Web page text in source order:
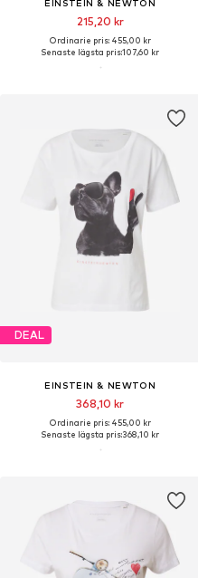
EINSTEIN & NEWTON
215,20 kr
Ordinarie pris: 455,00 kr
Senaste lägsta pris:107,60 kr
DEAL
EINSTEIN & NEWTON
368,10 kr
Ordinarie pris: 455,00 kr
Senaste lägsta pris:368,10 kr